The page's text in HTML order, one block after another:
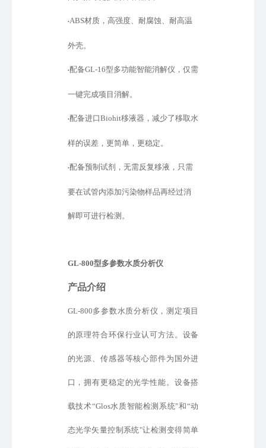
•ABS材质，高强度、耐腐蚀、耐高温
外壳。
•配备GL-16型多功能智能消解仪，仅需
一键完成项目消解。
•配备进口 Biohit移液器，减少了移取水
样的误差，更简单，更稳定。
•配备预制试剂，无需反复移液，只需
要在试管内添加污染物样品再经过消
解即可进行检测。
GL-800型多参数水质分析仪
产品介绍
GL-800多参数水质分析仪，测定项目
的原理符合环保行业认可方法。设备
的光源、传感器等核心部件为国外进
口 ，拥有更稳定的光学性能。设备搭
载技术“Glos水质智能检测系统"和 “动
态光学矢量控制系统"让检测变得简单